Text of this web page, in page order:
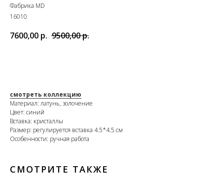
Фабрика MD
16010
7600,00 р. 9500,00р.
смотреть коллекцию
Материал: латунь, золочение
Цвет: синий
Вставка: кристаллы
Размер: регулируется вставка 4.5*4.5 см
Особенности: ручная работа
СМОТРИТЕ ТАКЖЕ